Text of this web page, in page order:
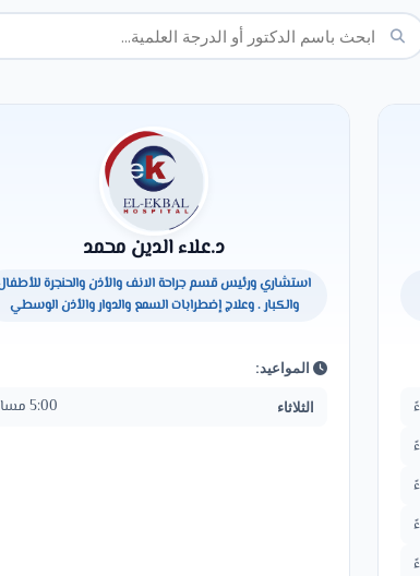
د.علاء الدين محمد
استشاري ورئيس قسم جراحة الانف والأذن والحنجرة
والكبار . وعلاج إضطرابات السمع والدوار والأذن الوسطي
المواعيد:
الثلاثاء
5:00 مساءً